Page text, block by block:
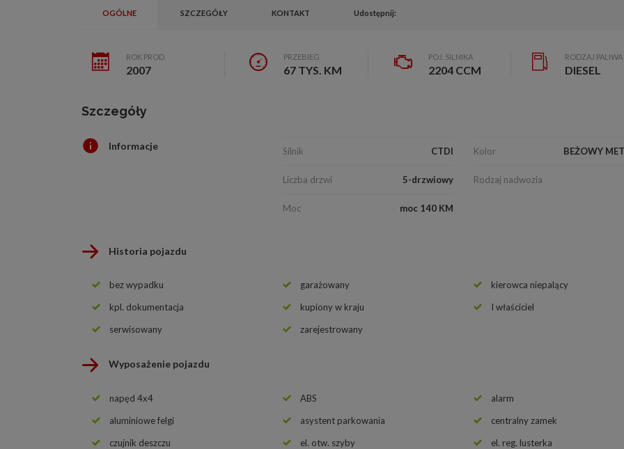
OGÓLNE SZCZEGÓŁY KONTAKT Udostępnij:
ROK PROD.
2007
PRZEBIEG
67 TYS. KM
POJ. SILNIKA
2204 CCM
RODZAJ PALIWA
DIESEL
Szczegóły
Informacje Silnik CTDI
Liczba drzwi 5-drzwiowy
Moc moc 140 KM
Kolor BEŻOWY
Rodzaj nadwozia
Historia pojazdu
bez wypadku
kpl. dokumentacja
serwisowany
garażowany
kupiony w kraju
zarejestrowany
kierowca niepalący
I właściciel
Wyposażenie pojazdu
napęd 4x4
aluminiowe felgi
czujnik deszczu
ABS
asystent parkowania
el. otw. szyby
alarm
centralny zamek
el. reg. lusterka